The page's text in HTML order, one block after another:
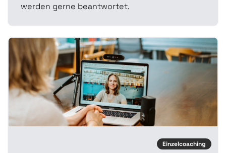
werden gerne beantwortet.
Einzelcoaching